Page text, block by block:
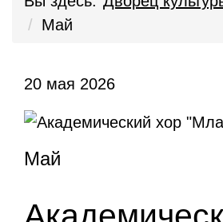
Май
20 мая 2026
Май